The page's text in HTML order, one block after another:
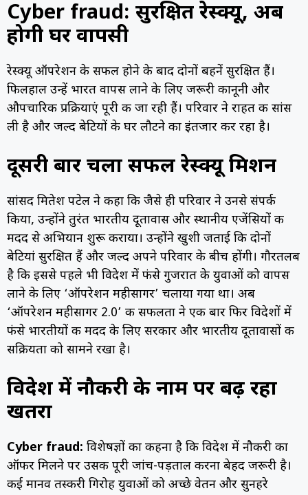
Cyber fraud: सुरक्षित रेस्क्यू, अब
होगी घर वापसी
रेस्क्यू ऑपरेशन के सफल होने के बाद दोनों बहनें सुरक्षित हैं।
फिलहाल उन्हें भारत वापस लाने के लिए जरूरी कानूनी और
औपचारिक प्रक्रियाएं पूरी की जा रही हैं। परिवार ने राहत की सांस
ली है और जल्द बेटियों के घर लौटने का इंतजार कर रहा है।
दूसरी बार चला सफल रेस्क्यू मिशन
सांसद मितेश पटेल ने कहा कि जैसे ही परिवार ने उनसे संपर्क
किया, उन्होंने तुरंत भारतीय दूतावास और स्थानीय एजेंसियों की
मदद से अभियान शुरू कराया। उन्होंने खुशी जताई कि दोनों
बेटियां सुरक्षित हैं और जल्द अपने परिवार के बीच होंगी। गौरतलब
है कि इससे पहले भी विदेश में फंसे गुजरात के युवाओं को वापस
लाने के लिए ‘ऑपरेशन महीसागर’ चलाया गया था। अब
‘ऑपरेशन महीसागर 2.0’ की सफलता ने एक बार फिर विदेशों में
फंसे भारतीयों की मदद के लिए सरकार और भारतीय दूतावासों की
सक्रियता को सामने रखा है।
विदेश में नौकरी के नाम पर बढ़ रहा
खतरा
Cyber fraud: विशेषज्ञों का कहना है कि विदेश में नौकरी का
ऑफर मिलने पर उसकी पूरी जांच-पड़ताल करना बेहद जरूरी है।
कई मानव तस्करी गिरोह युवाओं को अच्छे वेतन और सुनहरे